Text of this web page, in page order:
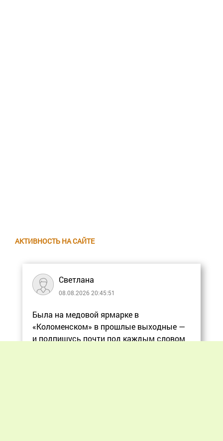
АКТИВНОСТЬ НА САЙТЕ
Светлана
08.08.2026 20:45:51
Была на медовой ярмарке в
«Коломенском» в прошлые выходные —
и подпишусь почти под каждым словом